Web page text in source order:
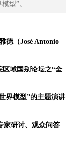
型”。
德（José Antonio
区域国别论坛之“全
界模型”的主题演讲
家研讨、观众问答